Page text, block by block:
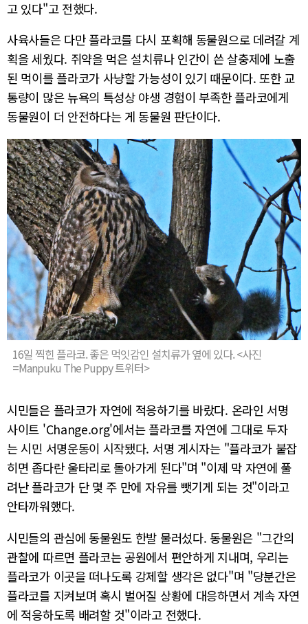
고 있다"고 전했다.
사육사들은 다만 플라코를 다시 포획해 동물원으로 데려갈 계
획을 세웠다. 쥐약을 먹은 설치류나 인간이 쓴 살충제에 노출
된 먹이를 플라코가 사냥할 가능성이 있기 때문이다. 또한 교
통량이 많은 뉴욕의 특성상 야생 경험이 부족한 플라코에게
동물원이 더 안전하다는 게 동물원 판단이다.
16일 찍힌 플라코. 좋은 먹잇감인 설치류가 옆에 있다. <사진
=Manpuku The Puppy 트위터>
시민들은 플라코가 자연에 적응하기를 바랐다. 온라인 서명
사이트 'Change.org'에서는 플라코를 자연에 그대로 두자
는 시민 서명운동이 시작됐다. 서명 게시자는 "플라코가 붙잡
히면 좁다란 울타리로 돌아가게 된다"며 "이제 막 자연에 풀
려난 플라코가 단 몇 주 만에 자유를 뺏기게 되는 것"이라고
안타까워했다.
시민들의 관심에 동물원도 한발 물러섰다. 동물원은 "그간의
관찰에 따르면 플라코는 공원에서 편안하게 지내며, 우리는
플라코가 이곳을 떠나도록 강제할 생각은 없다"며 "당분간은
플라코를 지켜보며 혹시 벌어질 상황에 대응하면서 계속 자연
에 적응하도록 배려할 것"이라고 전했다.